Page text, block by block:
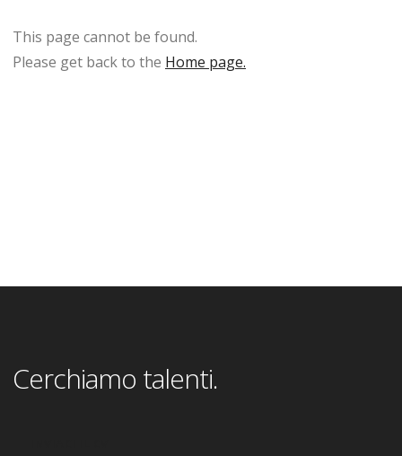
This page cannot be found.
Please get back to the Home page.
Cerchiamo talenti.